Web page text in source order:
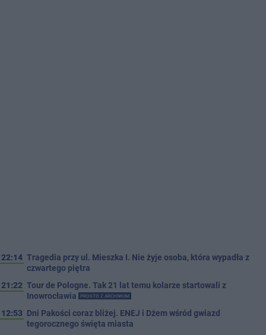
22:14 Tragedia przy ul. Mieszka I. Nie żyje osoba, która wypadła z
czwartego piętra
21:22 Tour de Pologne. Tak 21 lat temu kolarze startowali z
Inowrocławia
PROSTO Z ARCHIWUM
12:53 Dni Pakości coraz bliżej. ENEJ i Dżem wśród gwiazd
tegorocznego święta miasta